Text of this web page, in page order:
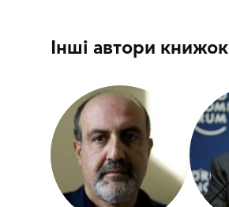
Інші автори книжок